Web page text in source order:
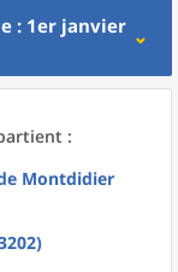
: 1er janvier
:
Montdidier